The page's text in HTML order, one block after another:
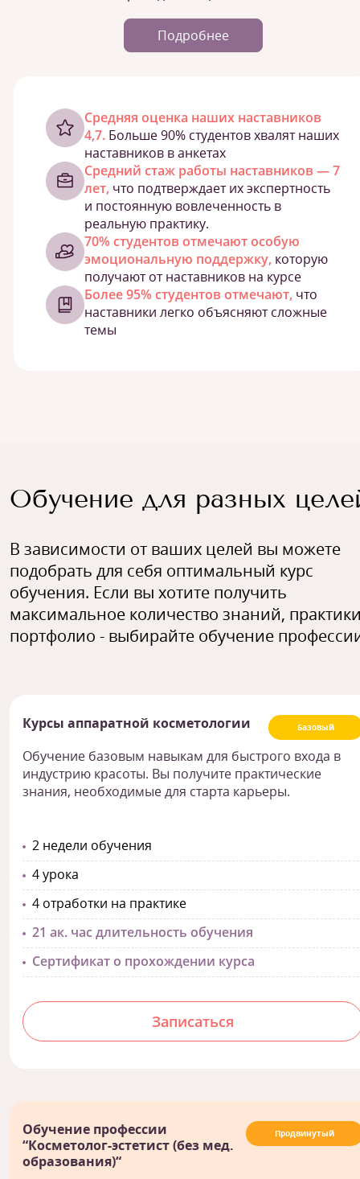
Подробнее
Cредняя оценка наших наставников
4,7. Больше 90% студентов хвалят наших
наставников в анкетах
Средний стаж работы наставников — 7
лет, что подтверждает их экспертность
и постоянную вовлеченность в
реальную практику.
70% студентов отмечают особую
эмоциональную поддержку, которую
получают от наставников на курсе
Более 95% студентов отмечают, что
наставники легко объясняют сложные
темы
Обучение для разных
В зависимости от ваших целей вы можете
подобрать для себя оптимальный курс
обучения. Если вы хотите получить
максимальное количество знаний,
портфолио - выбирайте обучение
Базовый
Курсы аппаратной косметологии
Обучение базовым навыкам для быстрого входа в
индустрию красоты. Вы получите практические
знания, необходимые для старта карьеры.
2 недели обучения
4 урока
4 отработки на практике
21 ак. час длительность обучения
Сертификат о прохождении курса
Записаться
Продвинутый
Обучение профессии
“Косметолог-эстетист (без мед.
образования)“